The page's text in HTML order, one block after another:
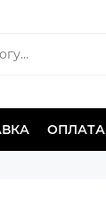
ОПЛАТА